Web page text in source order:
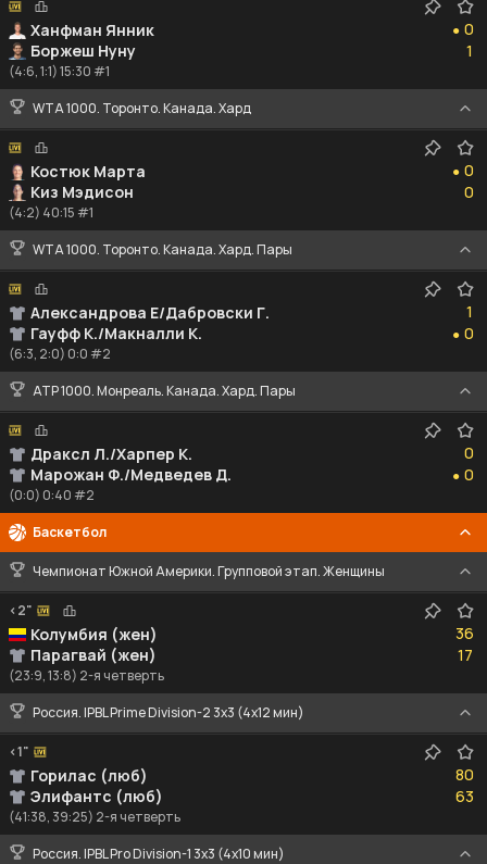
Ханфман Янник
Боржеш Нуну
●
0
0
1
1
(4:6, 1:1) 15:30 #1
WTA 1000. Торонто. Канада. Хард
Костюк Марта
Киз Мэдисон
●
0
0
0
0
(4:2) 40:15 #1
WTA 1000. Торонто. Канада. Хард. Пары
Александрова Е/Дабровски Г.
Гауфф К./Макналли К.
1
1
●
0
0
(6:3, 2:0) 0:0 #2
ATP 1000. Монреаль. Канада. Хард. Пары
Драксл Л./Харпер К.
Марожан Ф./Медведев Д.
0
0
●
0
0
(0:0) 0:40 #2
Баскетбол
Чемпионат Южной Америки. Групповой этап. Женщины
<2"
Колумбия (жен)
Парагвай (жен)
36
36
17
17
(23:9, 13:8) 2-я четверть
Россия. IPBL Prime Division-2 3x3 (4x12 мин)
<1"
Горилас (люб)
Элифантс (люб)
80
80
63
63
(41:38, 39:25) 2-я четверть
Россия. IPBL Pro Division-1 3x3 (4x10 мин)